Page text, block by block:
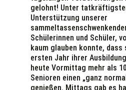
gelohnt! Unter
Unterstützung unserer
Schülerinnen und Schüler,
kaum glauben konnte, dass
ersten Jahr ihrer
heute Vormittag mehr als
Senioren einen „ganz
genießen. Mittags gab es